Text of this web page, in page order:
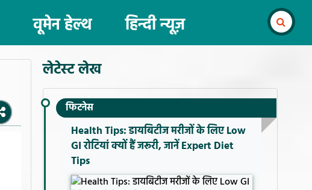
वूमेन हेल्थ हिन्दी न्यूज़
लेटेस्ट लेख
फिटनेस
Health Tips: डायबिटीज मरीजों के लिए Low
GI रोटियां क्यों हैं जरूरी, जानें Expert Diet
Tips